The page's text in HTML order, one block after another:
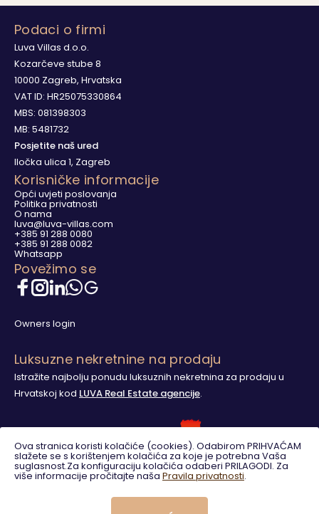
Podaci o firmi
Luva Villas d.o.o.
Kozarčeve stube 8
10000 Zagreb, Hrvatska
VAT ID: HR25075330864
MBS: 081398303
MB: 5481732
Posjetite naš ured
Iločka ulica 1, Zagreb
Korisničke informacije
Opći uvjeti poslovanja
Politika privatnosti
O nama
luva@luva-villas.com
+385 91 288 0080
+385 91 288 0082
Whatsapp
Povežimo se
Owners login
Luksuzne nekretnine na prodaju
Istražite najbolju ponudu luksuznih nekretnina za prodaju u
Hrvatskoj kod LUVA Real Estate agencije.
Ova stranica koristi kolačiće (cookies). Odabirom PRIHVAĆAM
slažete se s korištenjem kolačića za koje je potrebna Vaša
suglasnost.Za konfiguraciju kolačića odaberi PRILAGODI. Za
više informacije pročitajte naša Pravila privatnosti.